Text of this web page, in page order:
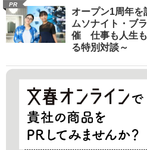
PR
オープン1周年を
ムソナイト・ブ
催 仕事も人生も
る特別対談～